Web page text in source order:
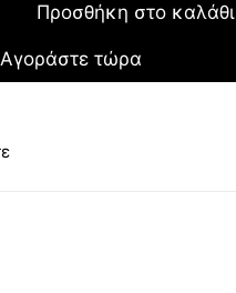
Προσθήκη στο καλάθι
Αγοράστε τώρα